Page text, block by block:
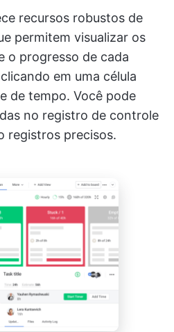
recursos robustos de
permitem visualizar os
o progresso de cada
em uma célula
de tempo. Você pode
no registro de controle
registros precisos.